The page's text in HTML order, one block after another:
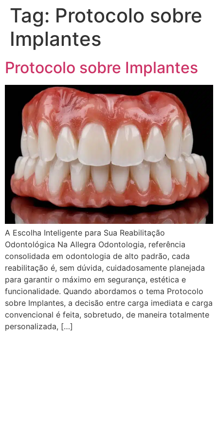
Tag: Protocolo sobre
Implantes
Protocolo sobre Implantes
A Escolha Inteligente para Sua Reabilitação
Odontológica Na Allegra Odontologia, referência
consolidada em odontologia de alto padrão, cada
reabilitação é, sem dúvida, cuidadosamente planejada
para garantir o máximo em segurança, estética e
funcionalidade. Quando abordamos o tema Protocolo
sobre Implantes, a decisão entre carga imediata e carga
convencional é feita, sobretudo, de maneira totalmente
personalizada, […]